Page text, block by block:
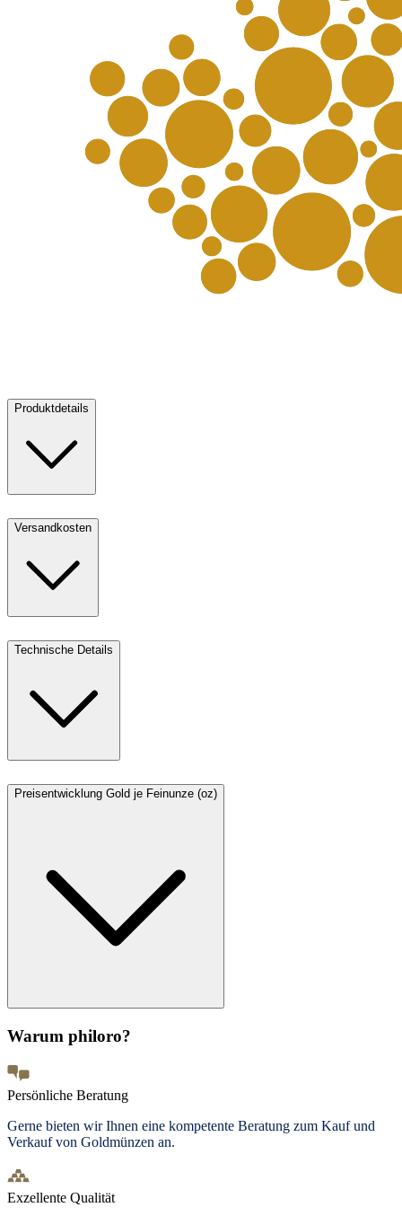
Produktdetails
Versandkosten
Technische Details
Preisentwicklung Gold je Feinunze (oz)
Warum philoro?
Persönliche Beratung
Gerne bieten wir Ihnen eine kompetente Beratung zum Kauf und
Verkauf von Goldmünzen an.
Exzellente Qualität